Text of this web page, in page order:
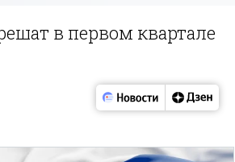
в первом квартале